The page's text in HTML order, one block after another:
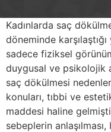
Kadınlarda saç
döneminde
sadece fiziksel
duygusal ve psikolojik
saç dökülmesi
konuları, tıbbi ve
maddesi haline
sebeplerin